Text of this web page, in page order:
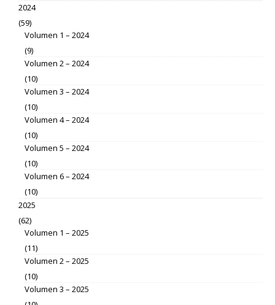
2024
(59)
Volumen 1 – 2024
(9)
Volumen 2 – 2024
(10)
Volumen 3 – 2024
(10)
Volumen 4 – 2024
(10)
Volumen 5 – 2024
(10)
Volumen 6 – 2024
(10)
2025
(62)
Volumen 1 – 2025
(11)
Volumen 2 – 2025
(10)
Volumen 3 – 2025